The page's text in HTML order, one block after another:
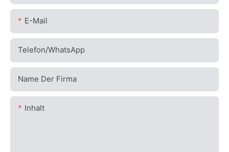
E-Mail
Telefon/WhatsApp
Name Der Firma
Inhalt